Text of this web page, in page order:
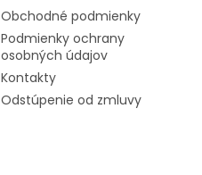
Obchodné podmienky
Podmienky ochrany
osobných údajov
Kontakty
Odstúpenie od zmluvy